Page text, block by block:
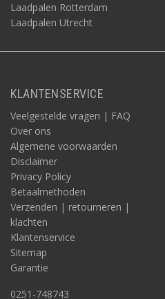
Laadpalen Rotterdam
Laadpalen Utrecht
KLANTENSERVICE
Veelgestelde vragen | FAQ
Over ons
Algemene voorwaarden
Disclaimer
Privacy Policy
Betaalmethoden
Verzenden | retourneren |
klachten
Klantenservice
Sitemap
Garantie
0251-748743